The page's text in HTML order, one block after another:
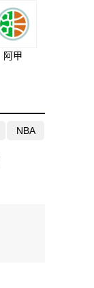
阿甲
NBA